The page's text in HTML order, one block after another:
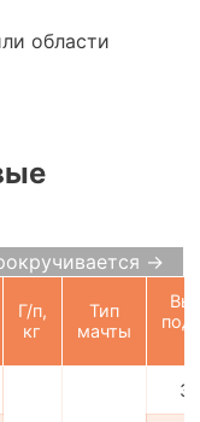
области
→
Г/п,
кг
Тип
мачты